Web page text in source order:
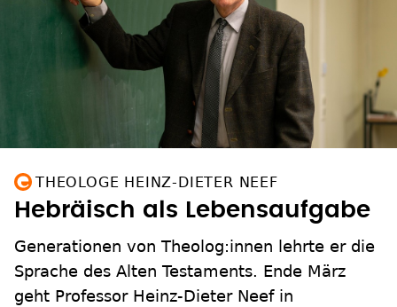
THEOLOGE HEINZ-DIETER NEEF
Hebräisch als Lebensaufgabe
Generationen von Theolog:innen lehrte er die
Sprache des Alten Testaments. Ende März
geht Professor Heinz-Dieter Neef in